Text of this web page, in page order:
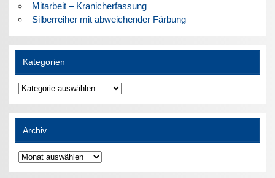
Mitarbeit – Kranicherfassung
Silberreiher mit abweichender Färbung
Kategorien
Kategorien
Archiv
Archiv